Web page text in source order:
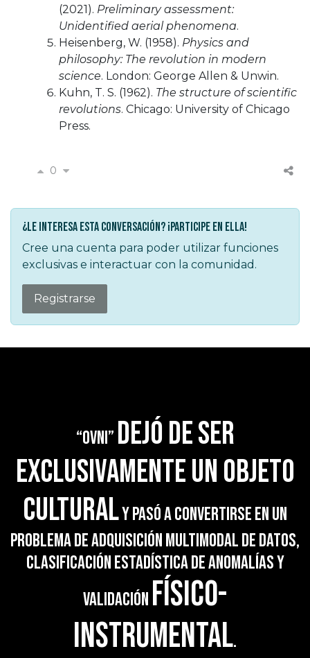
(2021). Preliminary assessment:
Unidentified aerial phenomena.
Heisenberg, W. (1958). Physics and
philosophy: The revolution in modern
science. London: George Allen & Unwin.
Kuhn, T. S. (1962). The structure of scientific
revolutions. Chicago: University of Chicago
Press.
0
¿Le interesa esta conversación? ¡Participe en ella!
Cree una cuenta para poder utilizar funciones
exclusivas e interactuar con la comunidad.
Registrarse
“OVNI” dejó de ser
exclusivamente un objeto
culturaly pasó a convertirse en un
problema de adquisición multimodal de datos,
clasificación estadística de anomalías y
validación físico-
instrumental.